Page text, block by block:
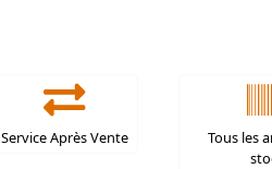
Service Après Vente
Tous les